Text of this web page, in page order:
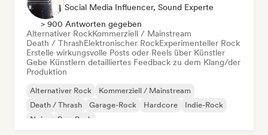
Social Media Influencer, Sound Experte
> 900 Antworten gegeben
Alternativer RockKommerziell / Mainstream
Death / ThrashElektronischer RockExperimenteller Rock
Erstelle wirkungsvolle Posts oder Reels über Künstler
Gebe Künstlern detailliertes Feedback zu dem Klang/der
Produktion
Alternativer Rock
Kommerziell / Mainstream
Death / Thrash
Garage-Rock Hardcore
Indie-Rock
Noise
Pop-Punk